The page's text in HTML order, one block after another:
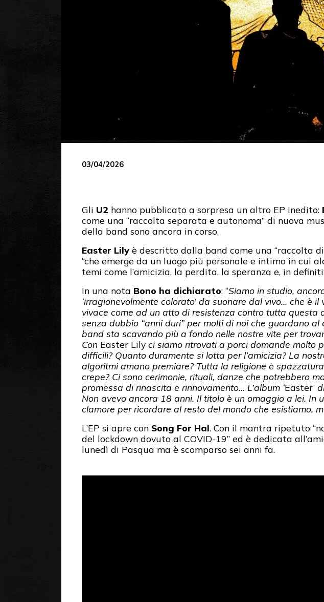
03/04/2026
Gli U2 hanno pubblicato a sorpresa un altro EP inedito:
come una “raccolta separata e autonoma” di nuova
della band sono ancora in corso.
Easter Lily è descritto dalla band come una “raccolta
“che emerge da un luogo più personale e intimo in cui
temi come l’amicizia, la perdita, la speranza e, in
In una nota Bono ha dichiarato: “Siamo in studio,
‘irragionevolmente colorato’ da suonare dal vivo… che è
vivace come ad un atto di resistenza contro tutta questa
senza dubbio “anni duri” per molti di noi che guardano
band sta scavando più a fondo nelle nostre vite per
Con Easter Lily ci siamo ritrovati a porci domande molto
difficili? Quanto duramente si lotta per l’amicizia? La
algoritmi amano premiare? Tutta la religione è
crepe? Ci sono cerimonie, rituali, danze che potrebbero
promessa di rinascita e rinnovamento… L’album ‘Easter’
Non avevo ancora 18 anni. Il titolo è un omaggio a lei. In
clamore per ricordare al resto del mondo che esistiamo,
L’EP si apre con Song For Hal. Con il mantra ripetuto
del lockdown dovuto al COVID-19” ed è dedicata
lunedì di Pasqua ma è scomparso sei anni fa.